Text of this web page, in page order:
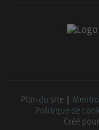
Plan du site
Politique de
Créé